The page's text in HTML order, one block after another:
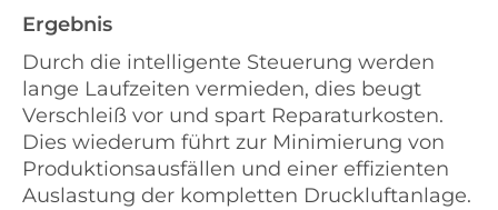
Ergebnis
Durch die intelligente Steuerung werden
lange Laufzeiten vermieden, dies beugt
Verschleiß vor und spart Reparaturkosten.
Dies wiederum führt zur Minimierung von
Produktionsausfällen und einer effizienten
Auslastung der kompletten Druckluftanlage.